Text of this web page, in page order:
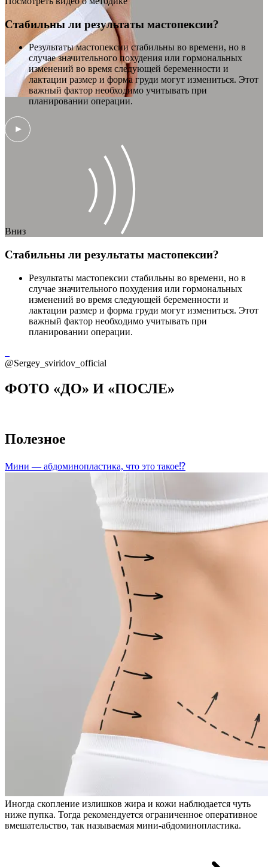
Стабильны ли результаты мастопексии?
Результаты мастопексии стабильны во времени, но в
случае значительного похудения или гормональных
изменений во время следующей беременности и
лактации размер и форма груди могут измениться. Этот
важный фактор необходимо учитывать при
планировании операции.
Вниз
Стабильны ли результаты мастопексии?
Результаты мастопексии стабильны во времени, но в
случае значительного похудения или гормональных
изменений во время следующей беременности и
лактации размер и форма груди могут измениться. Этот
важный фактор необходимо учитывать при
планировании операции.
@Sergey_sviridov_official
ФОТО «ДО» И «ПОСЛЕ»
Полезное
Мини — абдоминопластика, что это такое⁉️
Иногда скопление излишков жира и кожи наблюдается чуть
ниже пупка. Тогда рекомендуется ограниченное оперативное
вмешательство, так называемая мини-абдоминопластика.